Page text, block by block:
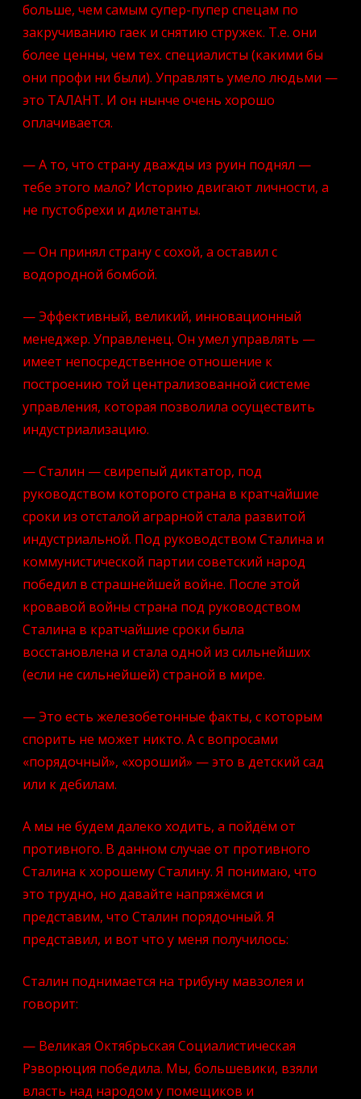
больше, чем самым супер-пупер спецам по
закручиванию гаек и снятию стружек. Т.е. они
более ценны, чем тех. специалисты (какими бы
они профи ни были). Управлять умело людьми —
это ТАЛАНТ. И он нынче очень хорошо
оплачивается.
— А то, что страну дважды из руин поднял —
тебе этого мало? Историю двигают личности, а
не пустобрехи и дилетанты.
— Он принял страну с сохой, а оставил с
водородной бомбой.
— Эффективный, великий, инновационный
менеджер. Управленец. Он умел управлять —
имеет непосредственное отношение к
построению той централизованной системе
управления, которая позволила осуществить
индустриализацию.
— Сталин — свирепый диктатор, под
руководством которого страна в кратчайшие
сроки из отсталой аграрной стала развитой
индустриальной. Под руководством Сталина и
коммунистической партии советский народ
победил в страшнейшей войне. После этой
кровавой войны страна под руководством
Сталина в кратчайшие сроки была
восстановлена и стала одной из сильнейших
(если не сильнейшей) страной в мире.
— Это есть железобетонные факты, с которым
спорить не может никто. А с вопросами
«порядочный», «хороший» — это в детский сад
или к дебилам.
А мы не будем далеко ходить, а пойдём от
противного. В данном случае от противного
Сталина к хорошему Сталину. Я понимаю, что
это трудно, но давайте напряжёмся и
представим, что Сталин порядочный. Я
представил, и вот что у меня получилось:
Сталин поднимается на трибуну мавзолея и
говорит:
— Великая Октябрьская Социалистическая
Рэворюция победила. Мы, большевики, взяли
власть над народом у помещиков и